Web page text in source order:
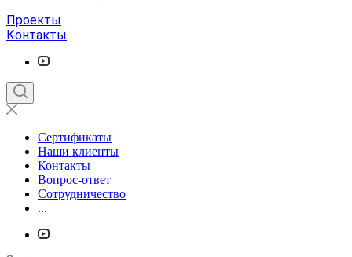
Проекты
Контакты
Сертификаты
Наши клиенты
Контакты
Вопрос-ответ
Сотрудничество
...